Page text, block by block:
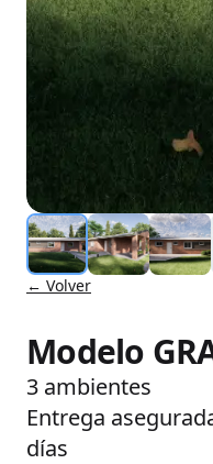
← Volver
Modelo
3 ambientes
Entrega
días